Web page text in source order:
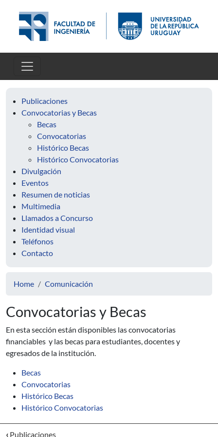
Publicaciones
Convocatorias y Becas
Becas
Convocatorias
Histórico Becas
Histórico Convocatorias
Divulgación
Eventos
Resumen de noticias
Multimedia
Llamados a Concurso
Identidad visual
Teléfonos
Contacto
Home Comunicación
Convocatorias y Becas
En esta sección están disponibles las convocatorias
financiables y las becas para estudiantes, docentes y
egresados de la institución.
Becas
Convocatorias
Histórico Becas
Histórico Convocatorias
‹ Publicaciones